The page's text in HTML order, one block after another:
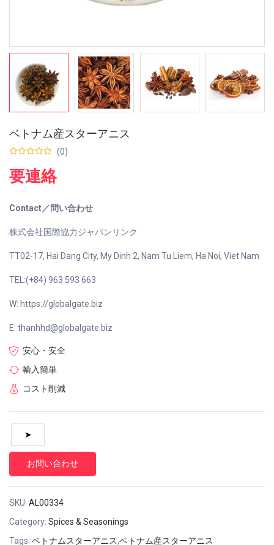
ベトナム産スターアニス
(0)
要連絡
Contact／問い合わせ
株式会社国際協力ジャパンリンク
TT02-17, Hai Dang City, My Dinh 2, Nam Tu Liem, Ha Noi, Viet Nam
TEL:(+84) 963 593 663
W: https://globalgate.biz
E: thanhhd@globalgate.biz
安心・安全
輸入簡単
コスト削減
お問い合わせ
SKU: AL00334
Category: Spices & Seasonings
Tags: ベトナムスターアニス,ベトナム産スターアニス